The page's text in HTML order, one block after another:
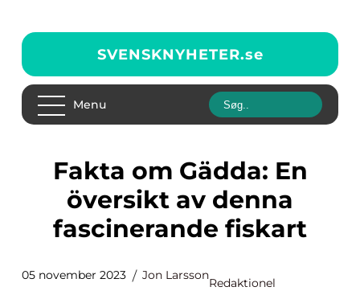
SVENSKNYHETER.se
Menu
Fakta om Gädda: En
översikt av denna
fascinerande fiskart
05 november 2023 Jon Larsson
Redaktionel